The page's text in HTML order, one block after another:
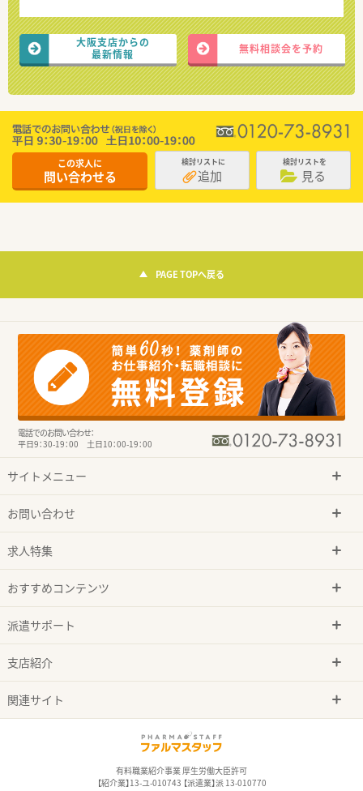
大阪支店からの
最新情報
無料相談会を予約
この求人に
問い合わせる
検討リストに
追加
検討リストを
見る
PAGE TOPへ戻る
電話でのお問い合わせ：
平日9：30-19：00 土日10：00-19：00
サイトメニュー
お問い合わせ
求人特集
おすすめコンテンツ
派遣サポート
支店紹介
関連サイト
有料職業紹介事業 厚生労働大臣許可
【紹介業】13-ユ-010743 【派遣業】派 13-010770